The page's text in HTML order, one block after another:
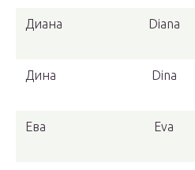
Диана Diana
Дина Dina
Ева Eva